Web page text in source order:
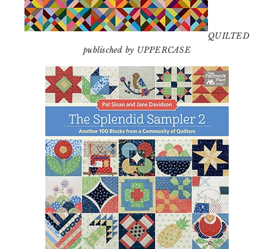
QUILTED
publisched by UPPERCASE